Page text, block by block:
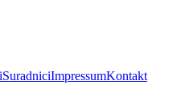
SuradniciImpressumKontakt